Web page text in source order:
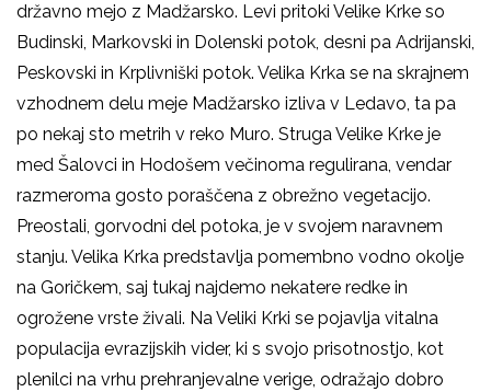
državno mejo z Madžarsko. Levi pritoki Velike Krke so
Budinski, Markovski in Dolenski potok, desni pa Adrijanski,
Peskovski in Krplivniški potok. Velika Krka se na skrajnem
vzhodnem delu meje Madžarsko izliva v Ledavo, ta pa
po nekaj sto metrih v reko Muro. Struga Velike Krke je
med Šalovci in Hodošem večinoma regulirana, vendar
razmeroma gosto poraščena z obrežno vegetacijo.
Preostali, gorvodni del potoka, je v svojem naravnem
stanju. Velika Krka predstavlja pomembno vodno okolje
na Goričkem, saj tukaj najdemo nekatere redke in
ogrožene vrste živali. Na Veliki Krki se pojavlja vitalna
populacija evrazijskih vider, ki s svojo prisotnostjo, kot
plenilci na vrhu prehranjevalne verige, odražajo dobro